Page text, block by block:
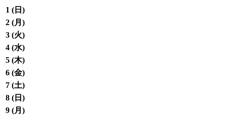
1 ( 日 )
2 (月 )
3 (火)
4 (水)
5 (木)
6 (金)
7 (土)
8 ( 日 )
9 (月 )